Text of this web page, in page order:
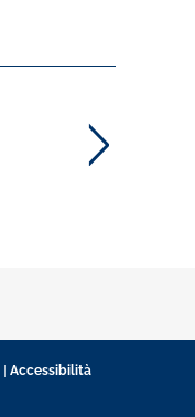
Accessibilità